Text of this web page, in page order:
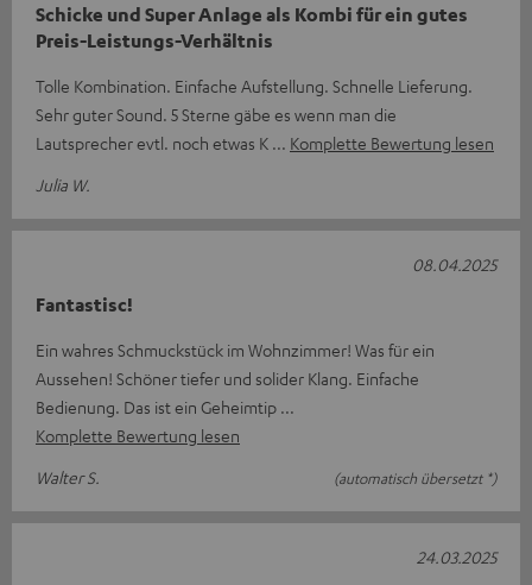
Schicke und Super Anlage als Kombi für ein gutes
Preis-Leistungs-Verhältnis
Tolle Kombination. Einfache Aufstellung. Schnelle Lieferung.
Sehr guter Sound. 5 Sterne gäbe es wenn man die
Lautsprecher evtl. noch etwas K
Komplette Bewertung lesen
Julia W.
Fantastisc!
Ein wahres Schmuckstück im Wohnzimmer! Was für ein
Aussehen! Schöner tiefer und solider Klang. Einfache
Bedienung. Das ist ein Geheimtip
Komplette Bewertung lesen
Walter S.
(automatisch übersetzt *)
08.04.2025
24.03.2025